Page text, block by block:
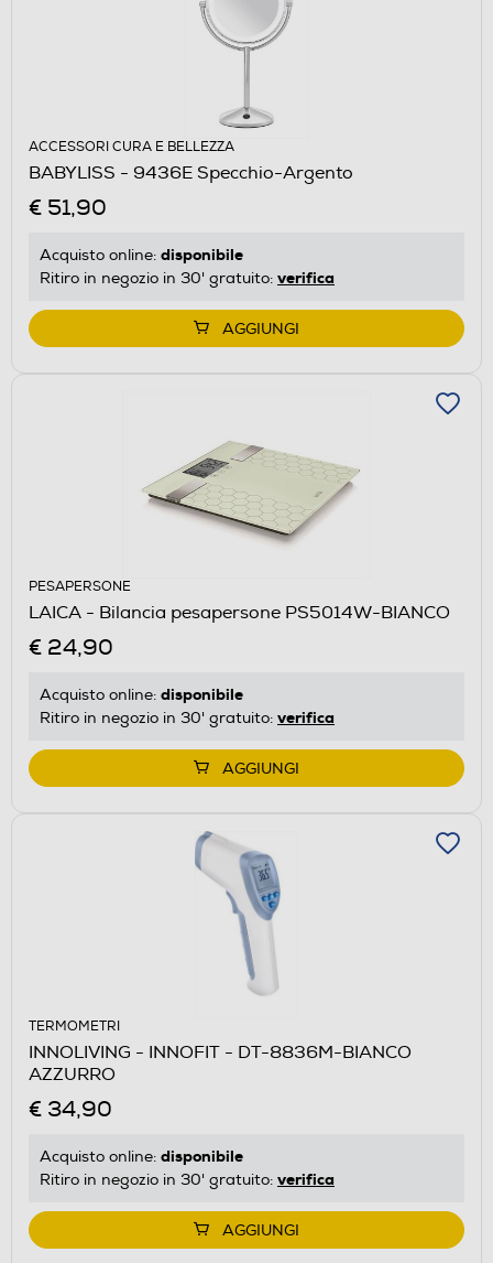
ACCESSORI CURA E BELLEZZA
BABYLISS - 9436E Specchio-Argento
€ 51,90
Acquisto online: disponibile
Ritiro in negozio in 30' gratuito: verifica
AGGIUNGI
PESAPERSONE
LAICA - Bilancia pesapersone PS5014W-BIANCO
€ 24,90
Acquisto online: disponibile
Ritiro in negozio in 30' gratuito: verifica
AGGIUNGI
TERMOMETRI
INNOLIVING - INNOFIT - DT-8836M-BIANCO
AZZURRO
€ 34,90
Acquisto online: disponibile
Ritiro in negozio in 30' gratuito: verifica
AGGIUNGI